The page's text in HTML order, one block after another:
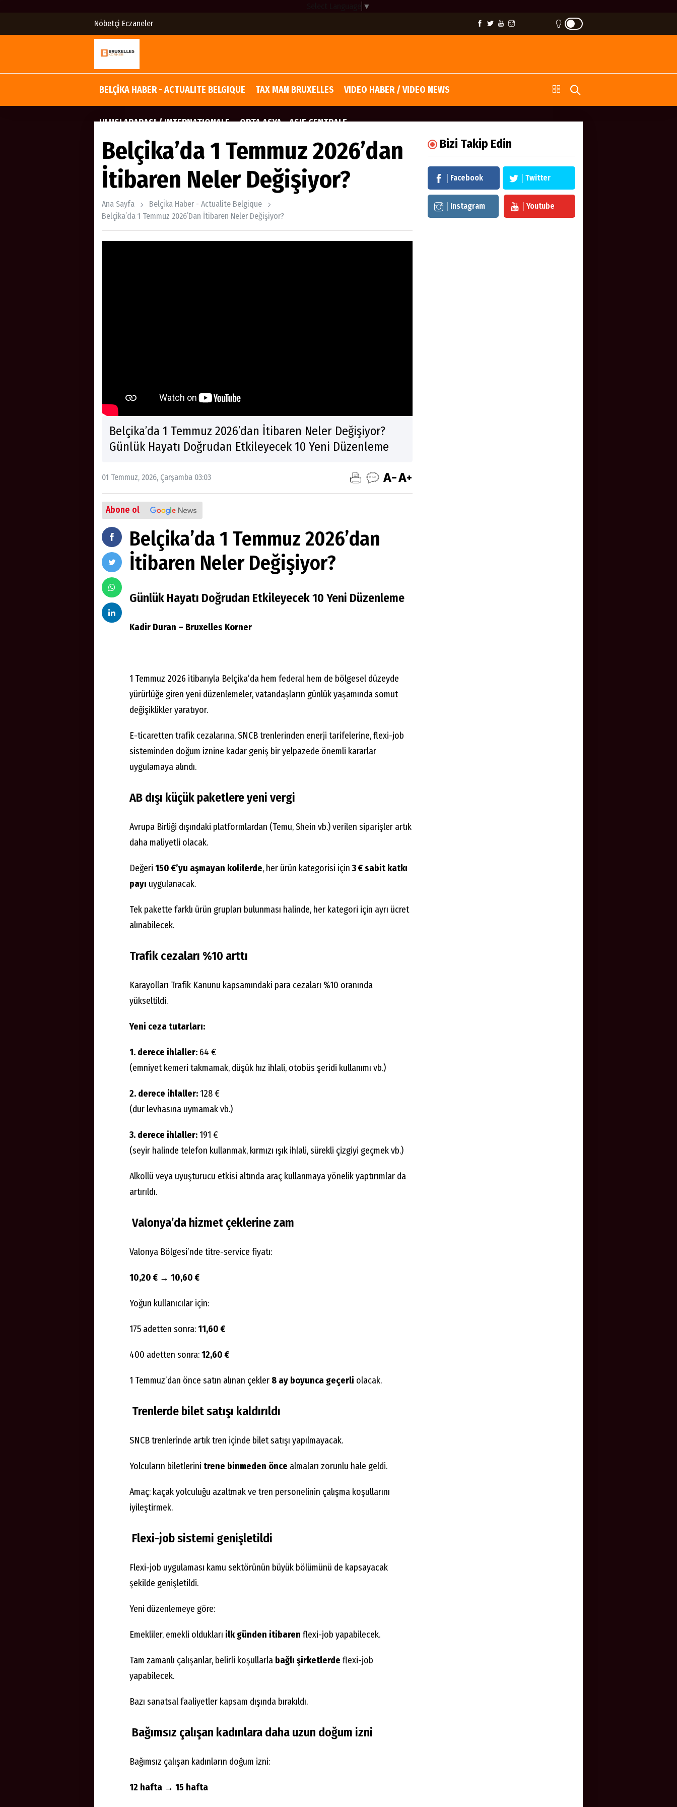
▼
Nöbetçi Eczaneler
BELÇİKA HABER - ACTUALITE BELGIQUE TAX MAN BRUXELLES VIDEO HABER / VIDEO NEWS
ULUSLARARASI / INTERNATIONALE ORTA ASYA - ASIE CENTRALE
Belçika’da 1 Temmuz 2026’dan
İtibaren Neler Değişiyor?
Ana Sayfa
Belçi̇ka Haber - Actualite Belgique
Belçika’da 1 Temmuz 2026’dan İtibaren Neler Değişiyor?
Belçika’da 1 Temmuz 2026’dan İtibaren Neler Değişiyor?
Günlük Hayatı Doğrudan Etkileyecek 10 Yeni Düzenleme
01 Temmuz, 2026, Çarşamba 03:03
Abone ol
Belçika’da 1 Temmuz 2026’dan
İtibaren Neler Değişiyor?
Günlük Hayatı Doğrudan Etkileyecek 10 Yeni Düzenleme
Kadir Duran – Bruxelles Korner
1 Temmuz 2026 itibarıyla Belçika’da hem federal hem de bölgesel düzeyde
yürürlüğe giren yeni düzenlemeler, vatandaşların günlük yaşamında somut
değişiklikler yaratıyor.
E-ticaretten trafik cezalarına, SNCB trenlerinden enerji tarifelerine, flexi-job
sisteminden doğum iznine kadar geniş bir yelpazede önemli kararlar
uygulamaya alındı.
AB dışı küçük paketlere yeni vergi
Avrupa Birliği dışındaki platformlardan (Temu, Shein vb.) verilen siparişler artık
daha maliyetli olacak.
Değeri 150 €’yu aşmayan kolilerde, her ürün kategorisi için 3 € sabit katkı
payı uygulanacak.
Tek pakette farklı ürün grupları bulunması halinde, her kategori için ayrı ücret
alınabilecek.
Trafik cezaları %10 arttı
Karayolları Trafik Kanunu kapsamındaki para cezaları %10 oranında
yükseltildi.
Yeni ceza tutarları:
1. derece ihlaller: 64 €
(emniyet kemeri takmamak, düşük hız ihlali, otobüs şeridi kullanımı vb.)
2. derece ihlaller: 128 €
(dur levhasına uymamak vb.)
3. derece ihlaller: 191 €
(seyir halinde telefon kullanmak, kırmızı ışık ihlali, sürekli çizgiyi geçmek vb.)
Alkollü veya uyuşturucu etkisi altında araç kullanmaya yönelik yaptırımlar da
artırıldı.
Valonya’da hizmet çeklerine zam
Valonya Bölgesi’nde titre-service fiyatı:
10,20 € → 10,60 €
Yoğun kullanıcılar için:
175 adetten sonra:11,60 €
400 adetten sonra:12,60 €
1 Temmuz’dan önce satın alınan çekler 8 ay boyunca geçerli olacak.
Trenlerde bilet satışı kaldırıldı
SNCB trenlerinde artık tren içinde bilet satışı yapılmayacak.
Yolcuların biletlerini trene binmeden önce almaları zorunlu hale geldi.
Amaç: kaçak yolculuğu azaltmak ve tren personelinin çalışma koşullarını
iyileştirmek.
Flexi-job sistemi genişletildi
Flexi-job uygulaması kamu sektörünün büyük bölümünü de kapsayacak
şekilde genişletildi.
Yeni düzenlemeye göre:
Emekliler, emekli oldukları ilk günden itibaren flexi-job yapabilecek.
Tam zamanlı çalışanlar, belirli koşullarla bağlı şirketlerde flexi-job
yapabilecek.
Bazı sanatsal faaliyetler kapsam dışında bırakıldı.
Bağımsız çalışan kadınlara daha uzun doğum izni
Bağımsız çalışan kadınların doğum izni:
12 hafta → 15 hafta
Bizi Takip Edin
Facebook Twitter
Instagram Youtube